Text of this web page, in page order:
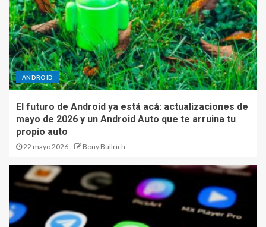
ANDROID
El futuro de Android ya está acá: actualizaciones de
mayo de 2026 y un Android Auto que te arruina tu
propio auto
22 mayo 2026 Bony Bullrich